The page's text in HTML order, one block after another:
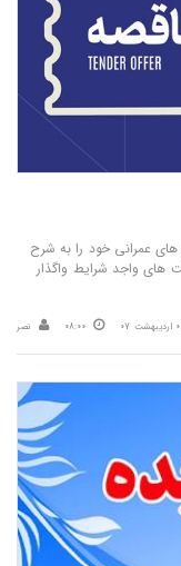
پروژه های عمرانی خود را به شرح
های واجد شرایط واگذار
07
08:00 نصر